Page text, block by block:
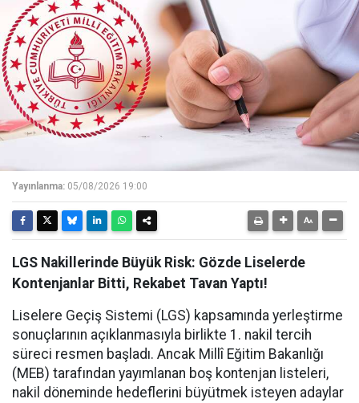
Yayınlanma: 05/08/2026 19:00
LGS Nakillerinde Büyük Risk: Gözde Liselerde
Kontenjanlar Bitti, Rekabet Tavan Yaptı!
Liselere Geçiş Sistemi (LGS) kapsamında yerleştirme
sonuçlarının açıklanmasıyla birlikte 1. nakil tercih
süreci resmen başladı. Ancak Millî Eğitim Bakanlığı
(MEB) tarafından yayımlanan boş kontenjan listeleri,
nakil döneminde hedeflerini büyütmek isteyen adaylar